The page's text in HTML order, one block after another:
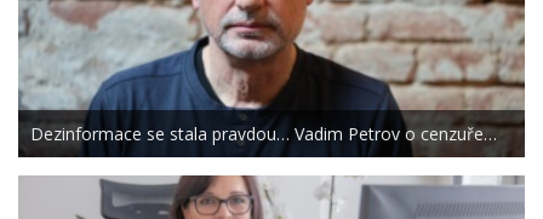
Dezinformace se stala pravdou… Vadim Petrov o cenzuře…